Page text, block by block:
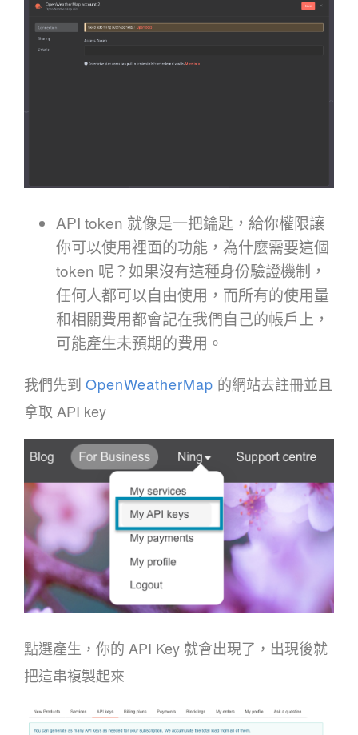
API token 就像是一把鑰匙，給你權限讓
你可以使用裡面的功能，為什麼需要這個
token 呢？如果沒有這種身份驗證機制，
任何人都可以自由使用，而所有的使用量
和相關費用都會記在我們自己的帳戶上，
可能產生未預期的費用。
我們先到 OpenWeatherMap 的網站去註冊並且
拿取 API key
點選產生，你的 API Key 就會出現了，出現後就
把這串複製起來